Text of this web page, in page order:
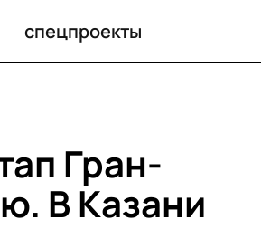
спецпроекты
Гран-
В Казани